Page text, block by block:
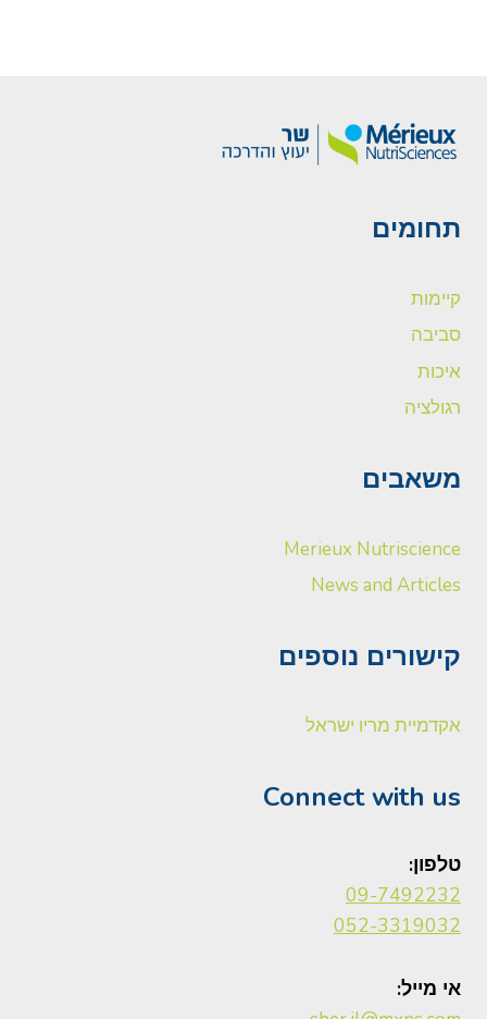
תחומים
קיימות
סביבה
איכות
רגולציה
משאבים
Merieux Nutriscience
News and Articles
קישורים נוספים
אקדמיית מריו ישראל
Connect with us
טלפון:
09-7492232
052-3319032
אי מייל: